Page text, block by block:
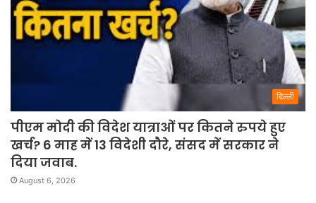
दिल्ली
पीएम मोदी की विदेश यात्राओं पर कितने रुपये हुए
खर्च? 6 माह में 13 विदेशी दौरे, संसद में सरकार ने
दिया जवाब.
August 6, 2026